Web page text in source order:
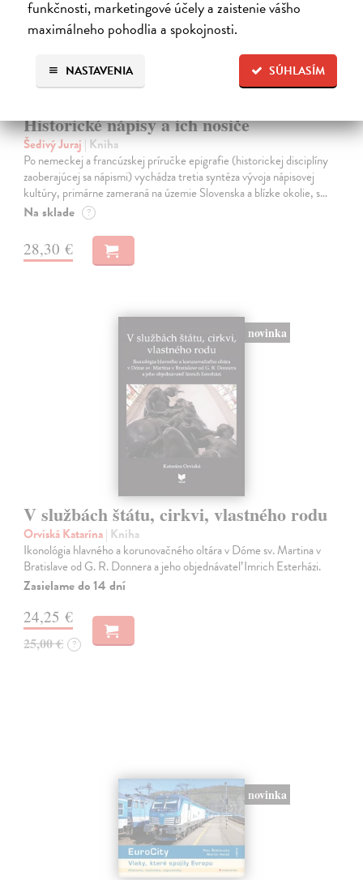
funkčnosti, marketingové účely a zaistenie vášho
maximálneho pohodlia a spokojnosti.
SÚHLASÍM
NASTAVENIA
Historické nápisy a ich nosiče
Šedivý Juraj | Kniha
Po nemeckej a francúzskej príručke epigrafie (historickej disciplíny
zaoberajúcej sa nápismi) vychádza tretia syntéza vývoja nápisovej
kultúry, primárne zameraná na územie Slovenska a blízke okolie, s…
Na sklade ?
28,30 €
novinka
V službách štátu, cirkvi, vlastného rodu
Orviská Katarína| Kniha
Ikonológia hlavného a korunovačného oltára v Dóme sv. Martina v
Bratislave od G. R. Donnera a jeho objednávateľ Imrich Esterházi.
Zasielame do 14 dní
24,25 €
25,00 € ?
novinka